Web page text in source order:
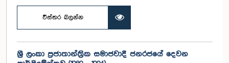
විස්තර බලන්න
ශ්‍රී ලංකා ප්‍රජාතාන්ත්‍රික සමාජවාදී ජනරජයේ දෙවන